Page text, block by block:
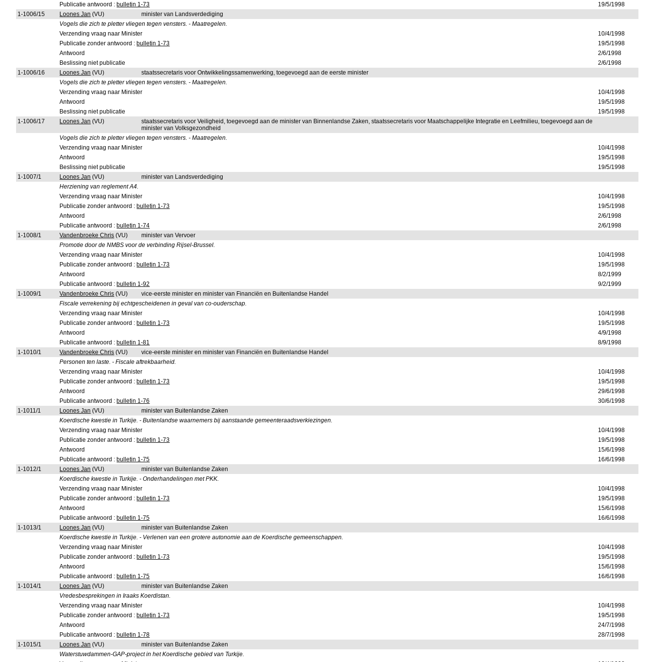
Publicatie antwoord : bulletin 1-73
19/5/1998
1-1006/15
Loones Jan (VU)
minister van Landsverdediging
Vogels die zich te pletter vliegen tegen vensters. - Maatregelen.
Verzending vraag naar Minister
10/4/1998
Publicatie zonder antwoord : bulletin 1-73
19/5/1998
Antwoord
2/6/1998
Beslissing niet publicatie
2/6/1998
1-1006/16
Loones Jan (VU)
staatssecretaris voor Ontwikkelingssamenwerking, toegevoegd aan de eerste minister
Vogels die zich te pletter vliegen tegen vensters. - Maatregelen.
Verzending vraag naar Minister
10/4/1998
Antwoord
19/5/1998
Beslissing niet publicatie
19/5/1998
1-1006/17
Loones Jan (VU)
staatssecretaris voor Veiligheid, toegevoegd aan de minister van Binnenlandse Zaken, staatssecretaris voor Maatschappelijke Integratie en Leefmilieu, toegevoegd aan de
minister van Volksgezondheid
Vogels die zich te pletter vliegen tegen vensters. - Maatregelen.
Verzending vraag naar Minister
10/4/1998
Antwoord
19/5/1998
Beslissing niet publicatie
19/5/1998
1-1007/1
Loones Jan (VU)
minister van Landsverdediging
Herziening van reglement A4.
Verzending vraag naar Minister
10/4/1998
Publicatie zonder antwoord : bulletin 1-73
19/5/1998
Antwoord
2/6/1998
Publicatie antwoord : bulletin 1-74
2/6/1998
1-1008/1
Vandenbroeke Chris (VU)
minister van Vervoer
Promotie door de NMBS voor de verbinding Rijsel-Brussel.
Verzending vraag naar Minister
10/4/1998
Publicatie zonder antwoord : bulletin 1-73
19/5/1998
Antwoord
8/2/1999
Publicatie antwoord : bulletin 1-92
9/2/1999
1-1009/1
Vandenbroeke Chris (VU)
vice-eerste minister en minister van Financiën en Buitenlandse Handel
Fiscale verrekening bij echtgescheidenen in geval van co-ouderschap.
Verzending vraag naar Minister
10/4/1998
Publicatie zonder antwoord : bulletin 1-73
19/5/1998
Antwoord
4/9/1998
Publicatie antwoord : bulletin 1-81
8/9/1998
1-1010/1
Vandenbroeke Chris (VU)
vice-eerste minister en minister van Financiën en Buitenlandse Handel
Personen ten laste. - Fiscale aftrekbaarheid.
Verzending vraag naar Minister
10/4/1998
Publicatie zonder antwoord : bulletin 1-73
19/5/1998
Antwoord
29/6/1998
Publicatie antwoord : bulletin 1-76
30/6/1998
1-1011/1
Loones Jan (VU)
minister van Buitenlandse Zaken
Koerdische kwestie in Turkije. - Buitenlandse waarnemers bij aanstaande gemeenteraadsverkiezingen.
Verzending vraag naar Minister
10/4/1998
Publicatie zonder antwoord : bulletin 1-73
19/5/1998
Antwoord
15/6/1998
Publicatie antwoord : bulletin 1-75
16/6/1998
1-1012/1
Loones Jan (VU)
minister van Buitenlandse Zaken
Koerdische kwestie in Turkije. - Onderhandelingen met PKK.
Verzending vraag naar Minister
10/4/1998
Publicatie zonder antwoord : bulletin 1-73
19/5/1998
Antwoord
15/6/1998
Publicatie antwoord : bulletin 1-75
16/6/1998
1-1013/1
Loones Jan (VU)
minister van Buitenlandse Zaken
Koerdische kwestie in Turkije. - Verlenen van een grotere autonomie aan de Koerdische gemeenschappen.
Verzending vraag naar Minister
10/4/1998
Publicatie zonder antwoord : bulletin 1-73
19/5/1998
Antwoord
15/6/1998
Publicatie antwoord : bulletin 1-75
16/6/1998
1-1014/1
Loones Jan (VU)
minister van Buitenlandse Zaken
Vredesbesprekingen in Iraaks Koerdistan.
Verzending vraag naar Minister
10/4/1998
Publicatie zonder antwoord : bulletin 1-73
19/5/1998
Antwoord
24/7/1998
Publicatie antwoord : bulletin 1-78
28/7/1998
1-1015/1
Loones Jan (VU)
minister van Buitenlandse Zaken
Waterstuwdammen-GAP-project in het Koerdische gebied van Turkije.